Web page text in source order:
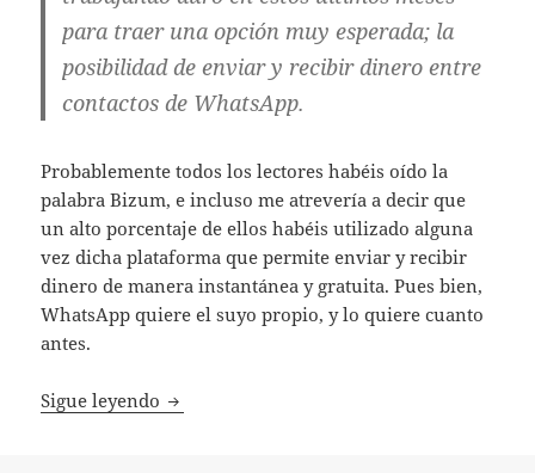
para traer una opción muy esperada; la
posibilidad de enviar y recibir dinero entre
contactos de WhatsApp.
Probablemente todos los lectores habéis oído la
palabra Bizum, e incluso me atrevería a decir que
un alto porcentaje de ellos habéis utilizado alguna
vez dicha plataforma que permite enviar y recibir
dinero de manera instantánea y gratuita. Pues bien,
WhatsApp quiere el suyo propio, y lo quiere cuanto
antes.
Sigue leyendo WhatsApp incluirá la opción de enviar